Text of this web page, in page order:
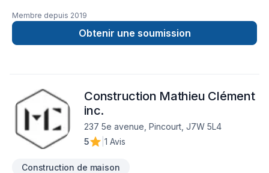
systèmes de chauffage résidentiels et commerciales. Nous
sommes l'un des plus importants concessionnaire Carrier
dans l'Ouest de Montreal.
Membre depuis 2019
Obtenir une soumission
Construction Mathieu Clément
inc.
237 5e avenue, Pincourt, J7W 5L4
5
1 Avis
Construction de maison